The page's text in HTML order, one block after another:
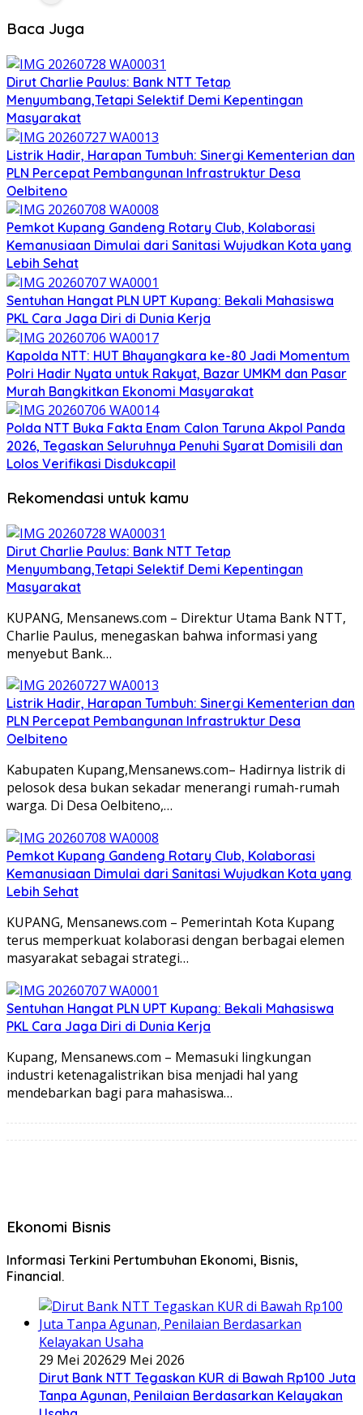
Baca Juga
Dirut Charlie Paulus: Bank NTT Tetap
Menyumbang,Tetapi Selektif Demi Kepentingan
Masyarakat
Listrik Hadir, Harapan Tumbuh: Sinergi Kementerian dan
PLN Percepat Pembangunan Infrastruktur Desa
Oelbiteno
Pemkot Kupang Gandeng Rotary Club, Kolaborasi
Kemanusiaan Dimulai dari Sanitasi Wujudkan Kota yang
Lebih Sehat
Sentuhan Hangat PLN UPT Kupang: Bekali Mahasiswa
PKL Cara Jaga Diri di Dunia Kerja
Kapolda NTT: HUT Bhayangkara ke-80 Jadi Momentum
Polri Hadir Nyata untuk Rakyat, Bazar UMKM dan Pasar
Murah Bangkitkan Ekonomi Masyarakat
Polda NTT Buka Fakta Enam Calon Taruna Akpol Panda
2026, Tegaskan Seluruhnya Penuhi Syarat Domisili dan
Lolos Verifikasi Disdukcapil
Rekomendasi untuk kamu
Dirut Charlie Paulus: Bank NTT Tetap
Menyumbang,Tetapi Selektif Demi Kepentingan
Masyarakat
KUPANG, Mensanews.com – Direktur Utama Bank NTT,
Charlie Paulus, menegaskan bahwa informasi yang
menyebut Bank…
Listrik Hadir, Harapan Tumbuh: Sinergi Kementerian dan
PLN Percepat Pembangunan Infrastruktur Desa
Oelbiteno
Kabupaten Kupang,Mensanews.com– Hadirnya listrik di
pelosok desa bukan sekadar menerangi rumah-rumah
warga. Di Desa Oelbiteno,…
Pemkot Kupang Gandeng Rotary Club, Kolaborasi
Kemanusiaan Dimulai dari Sanitasi Wujudkan Kota yang
Lebih Sehat
KUPANG, Mensanews.com – Pemerintah Kota Kupang
terus memperkuat kolaborasi dengan berbagai elemen
masyarakat sebagai strategi…
Sentuhan Hangat PLN UPT Kupang: Bekali Mahasiswa
PKL Cara Jaga Diri di Dunia Kerja
Kupang, Mensanews.com – Memasuki lingkungan
industri ketenagalistrikan bisa menjadi hal yang
mendebarkan bagi para mahasiswa…
Ekonomi Bisnis
Informasi Terkini Pertumbuhan Ekonomi, Bisnis,
Financial.
29 Mei 202629 Mei 2026
Dirut Bank NTT Tegaskan KUR di Bawah Rp100 Juta
Tanpa Agunan, Penilaian Berdasarkan Kelayakan